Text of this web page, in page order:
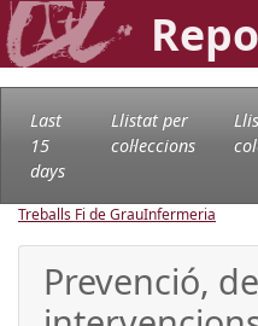
Last
15
days
Llistat per
col·leccions
Treballs Fi de GrauInfermeria
Prevenció,